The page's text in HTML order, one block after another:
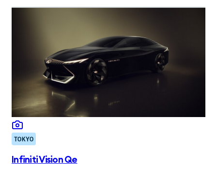
TOKYO
Infiniti Vision Qe